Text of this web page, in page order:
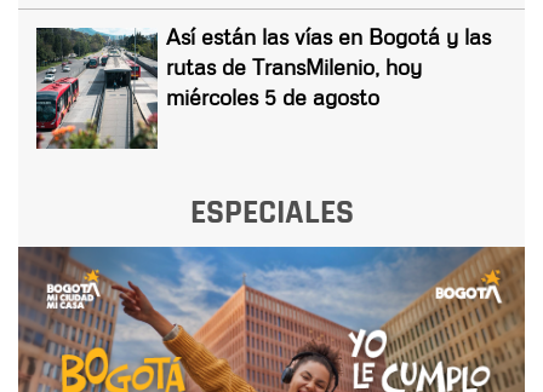
Así están las vías en Bogotá y las
rutas de TransMilenio, hoy
miércoles 5 de agosto
ESPECIALES